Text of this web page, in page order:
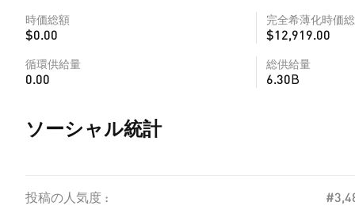
時価総額
$0.00
完全希薄化時価
$12,919.00
循環供給量
0.00
総供給量
6.30B
ソーシャル統計
投稿の人気度 :